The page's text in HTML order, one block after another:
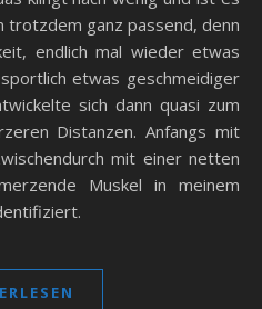
trotzdem ganz passend, denn
endlich mal wieder etwas
etwas geschmeidiger
sich dann quasi zum
Distanzen. Anfangs mit
mit einer netten
Muskel in meinem